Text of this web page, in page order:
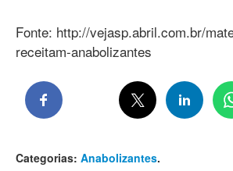
Fonte: http://vejasp.abril.com.br/
receitam-anabolizantes
Categorias: Anabolizantes.